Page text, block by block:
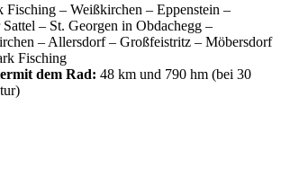
Fisching – Weißkirchen – Eppenstein –
– St. Georgen in Obdachegg –
– Allersdorf – Großfeistritz – Möbersdorf
Fisching
dem Rad: 48 km und 790 hm (bei 30